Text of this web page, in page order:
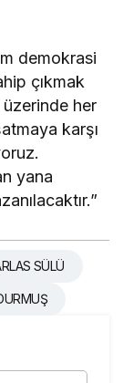
demokrasi
çıkmak
her
karşı
yana
SÜLÜ